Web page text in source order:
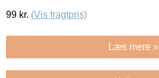
99 kr. (Vis fragtpris)
Læs mere »